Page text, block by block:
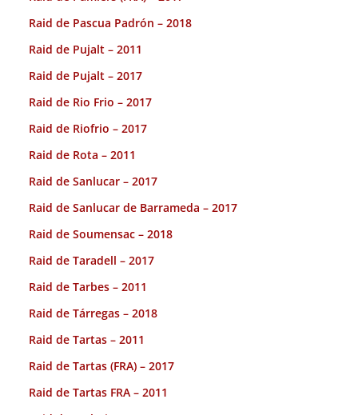
Raid de Pascua Padrón – 2018
Raid de Pujalt – 2011
Raid de Pujalt – 2017
Raid de Rio Frio – 2017
Raid de Riofrio – 2017
Raid de Rota – 2011
Raid de Sanlucar – 2017
Raid de Sanlucar de Barrameda – 2017
Raid de Soumensac – 2018
Raid de Taradell – 2017
Raid de Tarbes – 2011
Raid de Tárregas – 2018
Raid de Tartas – 2011
Raid de Tartas (FRA) – 2017
Raid de Tartas FRA – 2011